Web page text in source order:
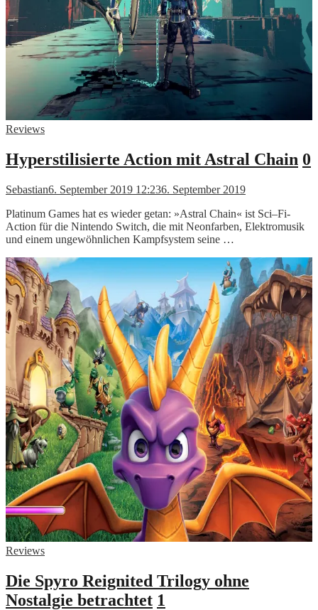
Reviews
Hyperstilisierte Action mit Astral Chain 0
Sebastian6. September 2019 12:236. September 2019
Platinum Games hat es wieder getan: »Astral Chain« ist Sci–Fi-
Action für die Nintendo Switch, die mit Neonfarben, Elektromusik
und einem ungewöhnlichen Kampfsystem seine …
Reviews
Die Spyro Reignited Trilogy ohne
Nostalgie betrachtet 1